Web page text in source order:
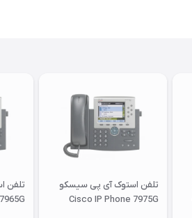
تلفن استوک آی پی سیسکو
Cisco IP Phone 7975G
تلفن